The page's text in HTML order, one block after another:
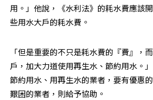
用。」他說，《水利法》的耗水費應該
些用水大戶的耗水費。
「但是重要的不只是耗水費的『費』，
戶，加大力道使用再生水、節約用水。
節約用水、用再生水的業者，要有優惠
艱困的業者，則給予協助。